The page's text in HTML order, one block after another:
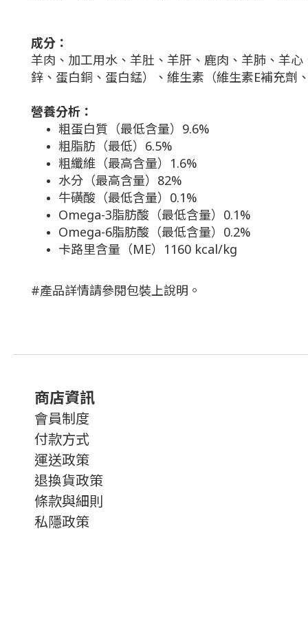
成分：
羊肉、加工用水、羊肚、羊肝、鹿肉、羊肺、羊
鋅、蛋白銅、蛋白錳）、維生素（維生素E補充劑
營養分析：
粗蛋白質（最低含量）9.6%
粗脂肪（最低）6.5%
粗纖維（最高含量）1.6%
水分（最高含量）82%
牛磺酸（最低含量）0.1%
Omega-3脂肪酸（最低含量）0.1%
Omega-6脂肪酸（最低含量）0.2%
卡路里含量（ME）1160 kcal/kg
#產品詳情請參閱包裝上說明。
商店資訊
會員制度
付款方式
運送政策
退換貨政策
條款與細則
私隱政策